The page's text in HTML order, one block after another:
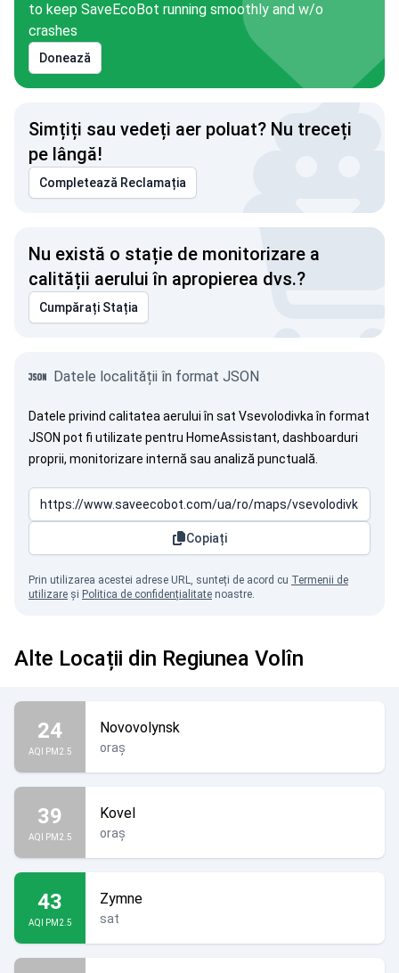
to keep SaveEcoBot running smoothly and w/o
crashes
Donează
Simțiți sau vedeți aer poluat? Nu treceți
pe lângă!
Completează Reclamația
Nu există o stație de monitorizare a
calității aerului în apropierea dvs.?
Cumpărați Stația
Datele localității în format JSON
Datele privind calitatea aerului în sat Vsevolodivka în format
JSON pot fi utilizate pentru HomeAssistant, dashboarduri
proprii, monitorizare internă sau analiză punctuală.
Copiați
Prin utilizarea acestei adrese URL, sunteți de acord cu Termenii de
utilizare și Politica de confidențialitate noastre.
Alte Locații din Regiunea Volîn
24
AQI PM2.5
Novovolynsk
oraș
39
AQI PM2.5
Kovel
oraș
43
AQI PM2.5
Zymne
sat